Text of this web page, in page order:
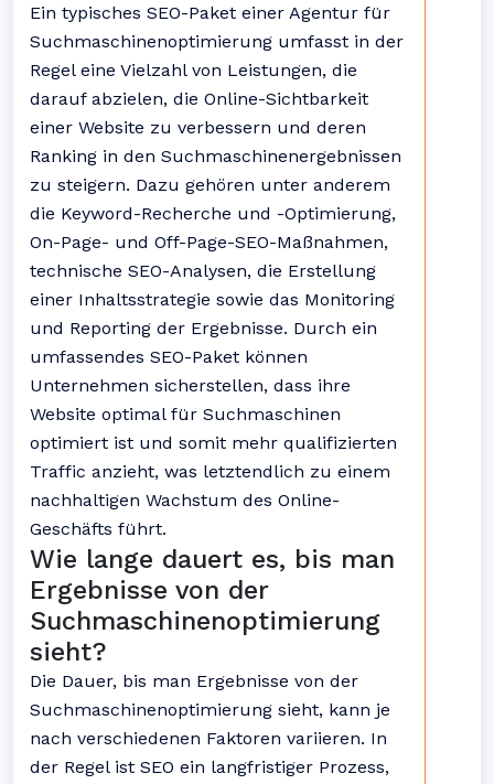
Ein typisches SEO-Paket einer Agentur für
Suchmaschinenoptimierung umfasst in der
Regel eine Vielzahl von Leistungen, die
darauf abzielen, die Online-Sichtbarkeit
einer Website zu verbessern und deren
Ranking in den Suchmaschinenergebnissen
zu steigern. Dazu gehören unter anderem
die Keyword-Recherche und -Optimierung,
On-Page- und Off-Page-SEO-Maßnahmen,
technische SEO-Analysen, die Erstellung
einer Inhaltsstrategie sowie das Monitoring
und Reporting der Ergebnisse. Durch ein
umfassendes SEO-Paket können
Unternehmen sicherstellen, dass ihre
Website optimal für Suchmaschinen
optimiert ist und somit mehr qualifizierten
Traffic anzieht, was letztendlich zu einem
nachhaltigen Wachstum des Online-
Geschäfts führt.
Wie lange dauert es, bis man
Ergebnisse von der
Suchmaschinenoptimierung
sieht?
Die Dauer, bis man Ergebnisse von der
Suchmaschinenoptimierung sieht, kann je
nach verschiedenen Faktoren variieren. In
der Regel ist SEO ein langfristiger Prozess,